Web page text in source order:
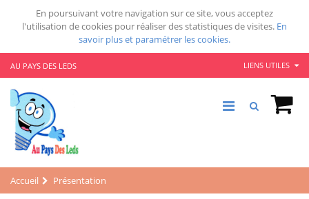
En poursuivant votre navigation sur ce site, vous acceptez
l'utilisation de cookies pour réaliser des statistiques de visites. En
savoir plus et paramétrer les cookies.
AU PAYS DES LEDS LIENS UTILES
Accueil Présentation